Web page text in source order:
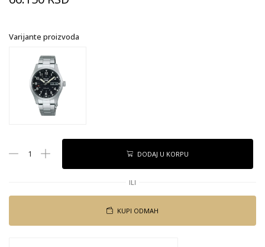
Varijante proizvoda
DODAJ U KORPU
ILI
KUPI ODMAH